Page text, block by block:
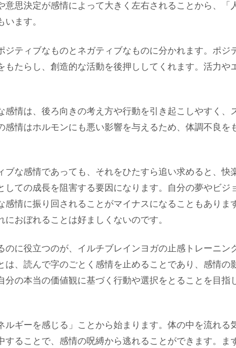
意思決定が感情によって大きく左右されることから、「
ます。
ジティブなものとネガティブなものに分かれます。ポジ
もたらし、創造的な活動を後押ししてくれます。活力や
感情は、後ろ向きの考え方や行動を引き起こしやすく、
感情はホルモンにも悪い影響を与えるため、体調不良を
ブな感情であっても、それをひたすら追い求めると、快
しての成長を阻害する要因になります。自分の夢やビジ
感情に振り回されることがマイナスになることもありま
におぼれることは好ましくないのです。
のに役立つのが、イルチブレインヨガの止感トレーニン
は、読んで字のごとく感情を止めることであり、感情の
分の本当の価値観に基づく行動や選択をとることを目指
ルギーを感じる」ことから始まります。体の中を流れる
することで、感情の呪縛から逃れることができます。ま